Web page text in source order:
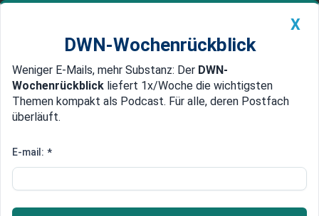
Newsticker MEIN DWN: Geldanlage Premium
Edelmetalle DWN-Magazin China
Deutscher Mittelstand
Warum Unternehmer frustriert
X
DWN-Wochenrückblick
Weniger E-Mails, mehr Substanz: Der DWN-
Wochenrückblick liefert 1x/Woche die wichtigsten
Themen kompakt als Podcast. Für alle, deren Postfach
überläuft.
E-mail: *